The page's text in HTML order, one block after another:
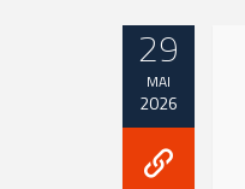
29
MAI
2026